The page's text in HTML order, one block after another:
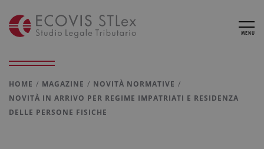
MENU
HOME MAGAZINE
NOVITÀ NORMATIVE
NOVITÀ IN ARRIVO PER REGIME IMPATRIATI E RESIDENZA
DELLE PERSONE FISICHE